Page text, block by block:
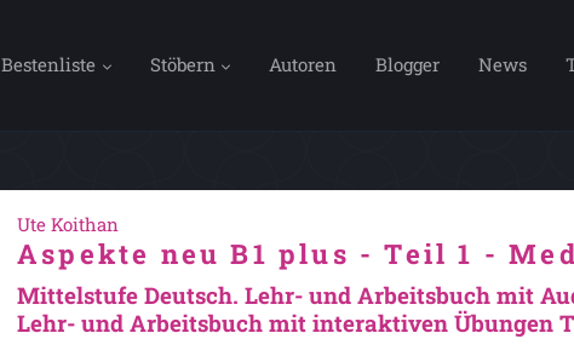
Bestenliste Stöbern Autoren Blogger News
Ute Koithan
Aspekte neu B1 plus - Teil 1 -
Mittelstufe Deutsch. Lehr- und Arbeitsbuch mit
Lehr- und Arbeitsbuch mit interaktiven Übungen